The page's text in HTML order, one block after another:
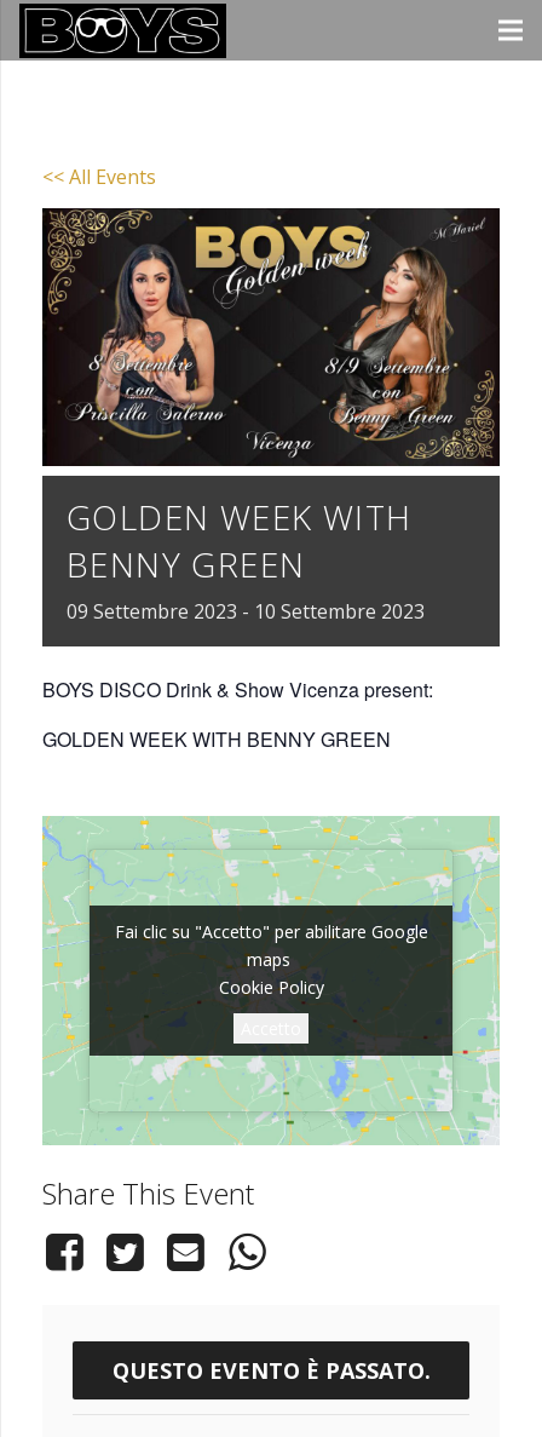
<< All Events
GOLDEN WEEK WITH
BENNY GREEN
09 Settembre 2023 - 10 Settembre 2023
BOYS DISCO Drink & Show Vicenza present:
GOLDEN WEEK WITH BENNY GREEN
Fai clic su "Accetto" per abilitare Google
maps
Cookie Policy
Fai clic su "Accetto" per abilitare Google
maps
Cookie Policy
Share This Event
QUESTO EVENTO È PASSATO.